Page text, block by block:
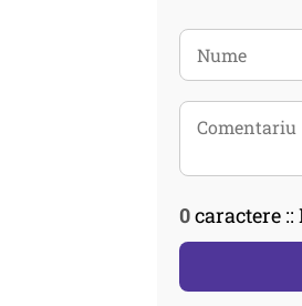
0caractere